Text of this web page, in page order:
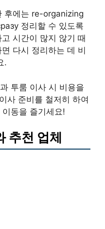
후에는 re-organizing
정리할 수 있도록
시간이 많지 않기 때
다시 정리하는 데 비
.
투룸 이사 시 비용을
사 준비를 철저히 하여
동을 즐기세요!
추천 업체